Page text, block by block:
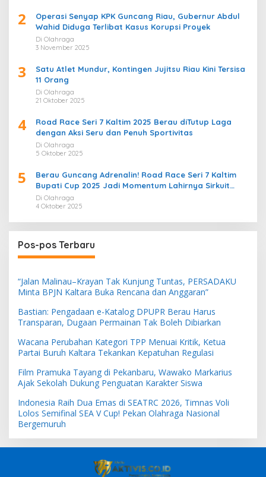
2
Operasi Senyap KPK Guncang Riau, Gubernur Abdul
Wahid Diduga Terlibat Kasus Korupsi Proyek
Di Olahraga
3 November 2025
3
Satu Atlet Mundur, Kontingen Jujitsu Riau Kini Tersisa
11 Orang
Di Olahraga
21 Oktober 2025
4
Road Race Seri 7 Kaltim 2025 Berau diTutup Laga
dengan Aksi Seru dan Penuh Sportivitas
Di Olahraga
5 Oktober 2025
5
Berau Guncang Adrenalin! Road Race Seri 7 Kaltim
Bupati Cup 2025 Jadi Momentum Lahirnya Sirkuit
Permanen 2026
Di Olahraga
4 Oktober 2025
Pos-pos Terbaru
“Jalan Malinau–Krayan Tak Kunjung Tuntas, PERSADAKU
Minta BPJN Kaltara Buka Rencana dan Anggaran”
Bastian: Pengadaan e-Katalog DPUPR Berau Harus
Transparan, Dugaan Permainan Tak Boleh Dibiarkan
Wacana Perubahan Kategori TPP Menuai Kritik, Ketua
Partai Buruh Kaltara Tekankan Kepatuhan Regulasi
Film Pramuka Tayang di Pekanbaru, Wawako Markarius
Ajak Sekolah Dukung Penguatan Karakter Siswa
Indonesia Raih Dua Emas di SEATRC 2026, Timnas Voli
Lolos Semifinal SEA V Cup! Pekan Olahraga Nasional
Bergemuruh